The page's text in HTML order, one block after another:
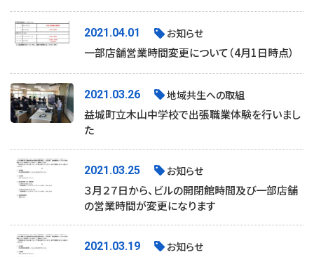
2021.04.01 お知らせ
一部店舗営業時間変更について（4月1日時点）
2021.03.26 地域共生への取組
益城町立木山中学校で出張職業体験を行いまし
た
2021.03.25 お知らせ
３月２７日から、ビルの開閉館時間及び一部店舗
の営業時間が変更になります
2021.03.19 お知らせ